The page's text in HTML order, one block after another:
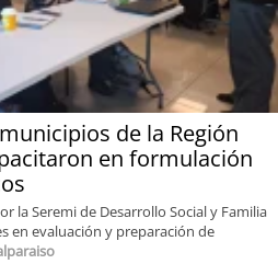
de la Región
en formulación
la Seremi de Desarrollo Social y Familia
en evaluación y preparación de